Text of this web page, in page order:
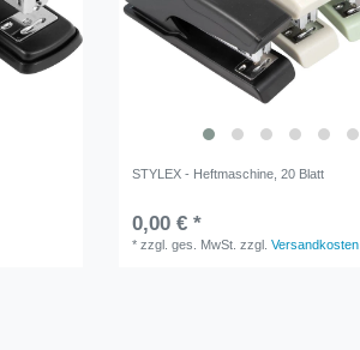
STYLEX - Heftmaschine, 20 Blatt
0,00 € *
*zzgl. ges. MwSt. zzgl.Versandkosten